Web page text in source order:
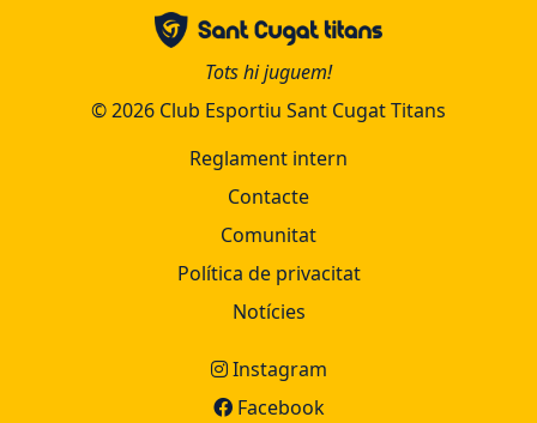
Tots hi juguem!
© 2026 Club Esportiu Sant Cugat Titans
Reglament intern
Contacte
Comunitat
Política de privacitat
Notícies
Instagram
Facebook